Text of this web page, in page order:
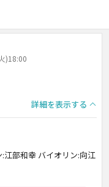
)18:00
詳細を表示する
部和幸 バイオリン:向江